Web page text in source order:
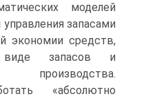
моделей
запасами
экономии средств,
запасов и
производства.
«абсолютно